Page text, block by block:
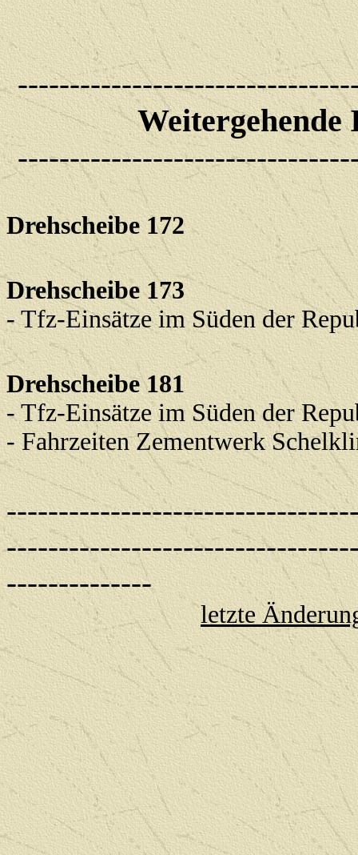
Drehscheibe 172
Drehscheibe 173
- Tfz-Einsätze im Süden der
Drehscheibe 181
- Tfz-Einsätze im Süden der
- Fahrzeiten Zementwerk
--------------
letzte